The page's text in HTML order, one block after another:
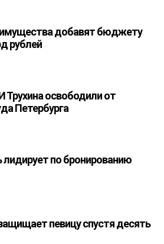
добавят бюджету
рублей
освободили от
Петербурга
по бронированию
певицу спустя десять